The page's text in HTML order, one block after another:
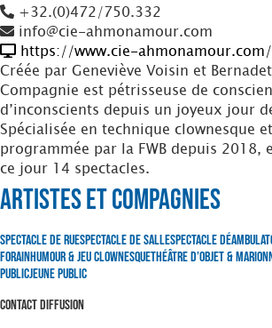
+32.(0)472/750.332
info@cie-ahmonamour.com
https://www.cie-ahmonamour.com/
Créée par Geneviève Voisin et
Compagnie est pétrisseuse de
d’inconscients depuis un joyeux jour
Spécialisée en technique clownesque
programmée par la FWB depuis 2018,
ce jour 14 spectacles.
Artistes et Compagnies
Spectacle de RueSpectacle de SalleSpectacle
ForainHumour & Jeu clownesqueThéâtre d’Objet &
PublicJeune Public
Contact Diffusion